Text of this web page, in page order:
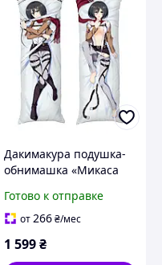
Дакимакура подушка-
обнимашка «Микаса
Titan» габардин 120х40
см
Готово к отправке
от 266₴/мес
1 599₴